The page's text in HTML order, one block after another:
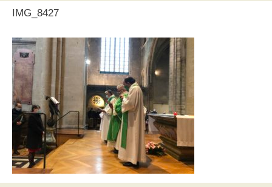
IMG_8427